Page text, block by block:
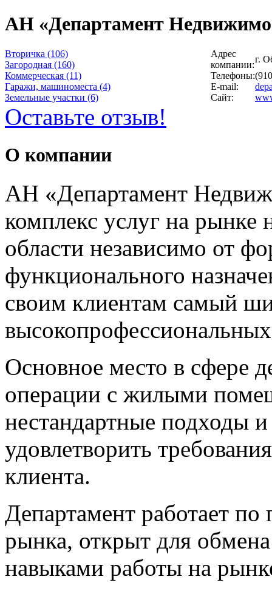
АН «Департамент
Вторичка (106)
Загородная (160)
Коммерческая (11)
Гаражи, машиноместа (4)
Земельные участки (6)
Адрес
компании:
г.
Телефоны:
E-mail:
Сайт:
Оставьте отзыв!
О компании
АН «Департамент
комплекс услуг на
области независимо от
функционального
своим клиентам самый
Основное место в сфере
операции с жилыми
нестандартные подходы
удовлетворить
клиента.
Департамент работает
рынка, открыт для
навыками работы на